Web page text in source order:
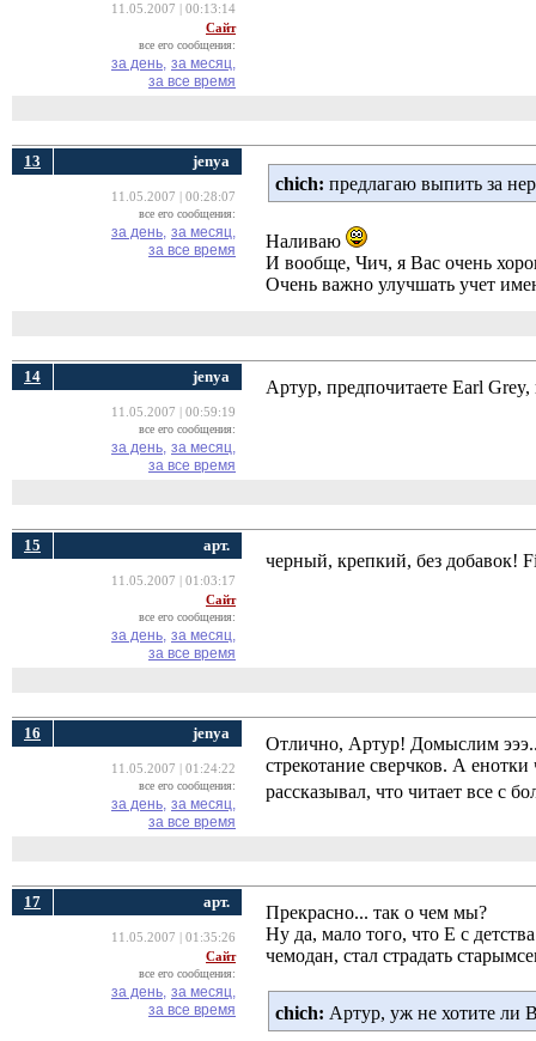
11.05.2007 | 00:13:14
Сайт
все его сообщения:
за день, за месяц,
за все время
13 jenya
11.05.2007 | 00:28:07
все его сообщения:
за день, за месяц,
за все время
chich: предлагаю выпить за
Наливаю
И вообще, Чич, я Вас очень
Очень важно улучшать учет
14 jenya
11.05.2007 | 00:59:19
все его сообщения:
за день, за месяц,
за все время
Артур, предпочитаете Earl
15 арт.
11.05.2007 | 01:03:17
Сайт
все его сообщения:
за день, за месяц,
за все время
черный, крепкий, без добавок!
16 jenya
11.05.2007 | 01:24:22
все его сообщения:
за день, за месяц,
за все время
Отлично, Артур! Домыслим
стрекотание сверчков. А
рассказывал, что читает все с
17 арт.
11.05.2007 | 01:35:26
Сайт
все его сообщения:
за день, за месяц,
за все время
Прекрасно... так о чем мы?
Ну да, мало того, что Е с
чемодан, стал страдать
chich: Артур, уж не хотите ли